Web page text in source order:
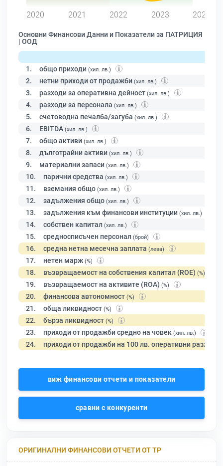
2020 2021 2022 2023 2024
Основни Финансови Данни и Показатели за ПАТРИЦИЯ
| ООД
1. общо приходи (хил. лв.)
2. нетни приходи от продажби (хил. лв.)
3. разходи за оперативна дейност (хил. лв.)
4. разходи за персонала (хил. лв.)
5. счетоводна печалба/загуба (хил. лв.)
6. EBITDA (хил. лв.)
7. общо активи (хил. лв.)
8. дълготрайни активи (хил. лв.)
9. материални запаси (хил. лв.)
10. парични средства (хил. лв.)
11. вземания общо (хил. лв.)
12. задължения общо (хил. лв.)
13. задължения към финансови институции (хил. лв.)
14. собствен капитал (хил. лв.)
15. средносписъчен персонал (брой)
16. средна нетна месечна заплата (лева)
17. нетен марж (%)
18. възвращаемост на собствения капитал (ROE) (%)
19. възвращаемост на активите (ROA) (%)
20. финансова автономност (%)
21. обща ликвидност (%)
22. бърза ликвидност (%)
23. приходи от продажби средно на човек (хил. лв.)
24. приходи от продажби на 100 лв. оперативни разходи
виж финансови отчети и показатели
сравни с конкуренти
ОРИГИНАЛНИ ФИНАНСОВИ ОТЧЕТИ ОТ ТР